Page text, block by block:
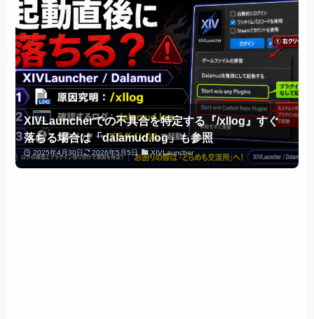
XIVLauncherでの不具合を特定する『/xllog』すぐ
落ちる場合は「dalamud.log」も参照
2025年4月30日 2026年5月5日 XIVLauncher